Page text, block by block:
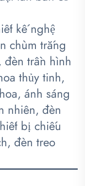
kế nghệ
chùm trắng
trần hình
thủy tinh,
ánh sáng
nhiên, đèn
bị chiếu
đèn treo